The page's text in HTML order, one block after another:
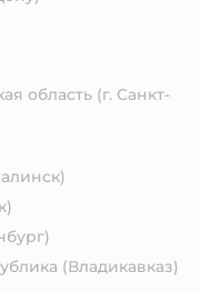
область (г. Санкт-
(Владикавказ)